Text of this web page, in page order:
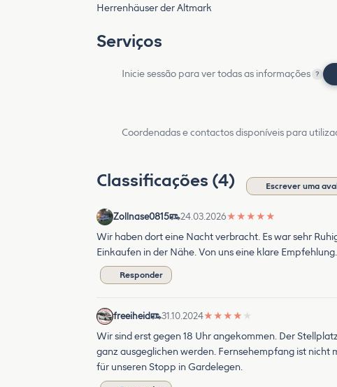
Herrenhäuser der Altmark
Serviços
Inicie sessão para ver todas as informações ?
Coordenadas e contactos disponíveis para
Classificações (4) Escrever uma
Zollnase0815 24.03.2026★ ★ ★ ★ ★
Wir haben dort eine Nacht verbracht. Es war sehr
Einkaufen in der Nähe. Von uns eine klare Empfehlung.
Responder
freeiheid 31.10.2024★ ★ ★ ★ ★
Wir sind erst gegen 18 Uhr angekommen. Der
ganz ausgeglichen werden. Fernsehempfang ist nicht
für unseren Stopp in Gardelegen.